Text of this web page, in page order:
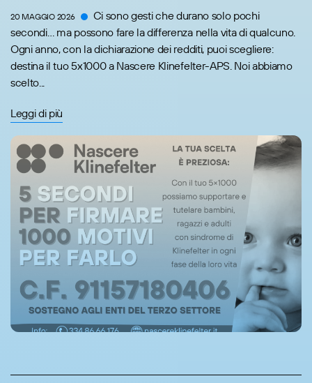
20 MAGGIO 2026
Ci sono gesti che durano solo pochi
secondi… ma possono fare la differenza nella vita di qualcuno.
Ogni anno, con la dichiarazione dei redditi, puoi scegliere:
destina il tuo 5x1000 a Nascere Klinefelter-APS. Noi abbiamo
scelto...
Leggi di più